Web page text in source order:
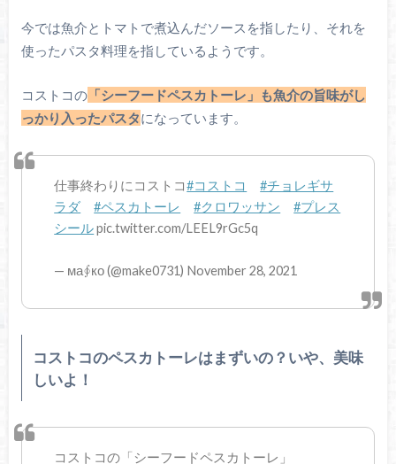
今では魚介とトマトで煮込んだソースを指したり、それを
使ったパスタ料理を指しているようです。
コストコの「シーフードペスカトーレ」も魚介の旨味がし
っかり入ったパスタになっています。
仕事終わりにコストコ#コストコ
#チョレギサ
ラダ
#ペスカトーレ #クロワッサン
#プレス
シールpic.twitter.com/LEEL9rGc5q
— ма∮ко (@make0731) November 28, 2021
コストコのペスカトーレはまずいの？いや、美味
しいよ！
コストコの「シーフードペスカトーレ」